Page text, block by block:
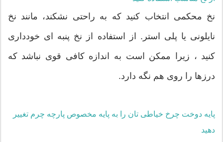
نخ محکمی انتخاب کنید که به راحتی نشکند، مانند نخ
نایلونی یا پلی استر. از استفاده از نخ پنبه ای خودداری
کنید ، زیرا ممکن است به اندازه کافی قوی نباشد که
درزها را روی هم نگه دارد.
پایه دوخت چرخ خیاطی تان را به پایه مخصوص پارچه چرم تغییر
دهید